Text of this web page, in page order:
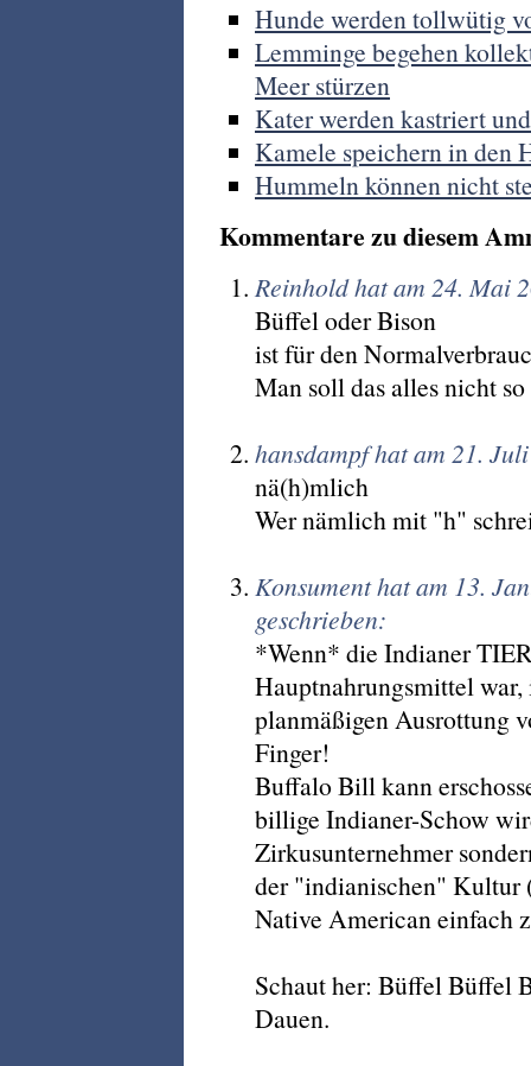
Hunde werden tollwütig
Lemminge begehen
Meer stürzen
Kater werden kastriert
Kamele speichern in den
Hummeln können nicht
Kommentare zu diesem
Reinhold hat am 24. Mai
Büffel oder Bison
ist für den
Man soll das alles nicht so
hansdampf hat am 21.
nä(h)mlich
Wer nämlich mit "h"
Konsument hat am 13.
geschrieben:
*Wenn* die Indianer
Hauptnahrungsmittel war,
planmäßigen Ausrottung
Finger!
Buffalo Bill kann
billige Indianer-Schow
Zirkusunternehmer
der "indianischen" Kultur
Native American einfach
Schaut her: Büffel Büffel
Dauen.